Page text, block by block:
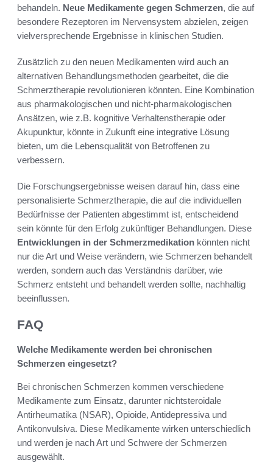
behandeln. Neue Medikamente gegen Schmerzen, die auf
besondere Rezeptoren im Nervensystem abzielen, zeigen
vielversprechende Ergebnisse in klinischen Studien.
Zusätzlich zu den neuen Medikamenten wird auch an
alternativen Behandlungsmethoden gearbeitet, die die
Schmerztherapie revolutionieren könnten. Eine Kombination
aus pharmakologischen und nicht-pharmakologischen
Ansätzen, wie z.B. kognitive Verhaltenstherapie oder
Akupunktur, könnte in Zukunft eine integrative Lösung
bieten, um die Lebensqualität von Betroffenen zu
verbessern.
Die Forschungsergebnisse weisen darauf hin, dass eine
personalisierte Schmerztherapie, die auf die individuellen
Bedürfnisse der Patienten abgestimmt ist, entscheidend
sein könnte für den Erfolg zukünftiger Behandlungen. Diese
Entwicklungen in der Schmerzmedikation könnten nicht
nur die Art und Weise verändern, wie Schmerzen behandelt
werden, sondern auch das Verständnis darüber, wie
Schmerz entsteht und behandelt werden sollte, nachhaltig
beeinflussen.
FAQ
Welche Medikamente werden bei chronischen
Schmerzen eingesetzt?
Bei chronischen Schmerzen kommen verschiedene
Medikamente zum Einsatz, darunter nichtsteroidale
Antirheumatika (NSAR), Opioide, Antidepressiva und
Antikonvulsiva. Diese Medikamente wirken unterschiedlich
und werden je nach Art und Schwere der Schmerzen
ausgewählt.